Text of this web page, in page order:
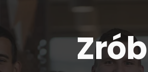
Zrób